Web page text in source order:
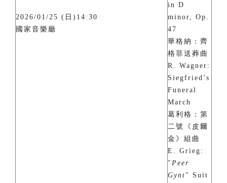
2026/01/25 (日)14:30
國家音樂廳
in D
minor, Op.
47
華格納：齊
格菲送葬曲
R. Wagner:
Siegfried’s
Funeral
March
葛利格：第
二號《皮爾
金》組曲
E. Grieg:
" Peer
Gynt " Suit